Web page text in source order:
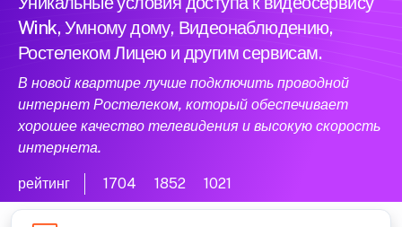
Wink, Умному дому, Видеонаблюдению,
Ростелеком Лицею и другим сервисам.
В новой квартире лучше подключить проводной
интернет Ростелеком, который обеспечивает
хорошее качество телевидения и высокую скорость
интернета.
рейтинг 1704 1852 1021